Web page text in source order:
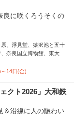
良に咲くろうそくの
、浮見堂、猿沢池と五十
奈良国立博物館、東大
14日(金)
クト2026」大和鉄
＆沿線に人の賑わい